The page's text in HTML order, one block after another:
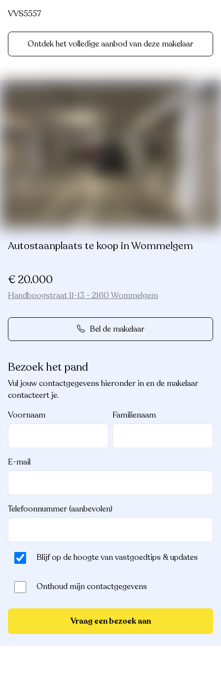
VVS5557
Ontdek het volledige aanbod van deze makelaar
Autostaanplaats te koop in Wommelgem
€ 20.000
Handboogstraat 11-13 - 2160 Wommelgem
Bel de makelaar
Bezoek het pand
Vul jouw contactgegevens hieronder in en de makelaar
contacteert je.
Voornaam
Familienaam
E-mail
Telefoonnummer (aanbevolen)
Blijf op de hoogte van vastgoedtips & updates
Onthoud mijn contactgegevens
Vraag een bezoek aan